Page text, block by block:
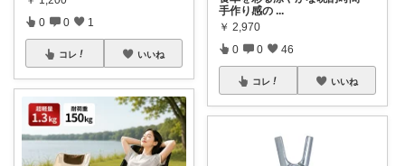
0 0 1
コレ いいね
手作り感の ...
￥ 2,970
0 0 46
コレ いいね